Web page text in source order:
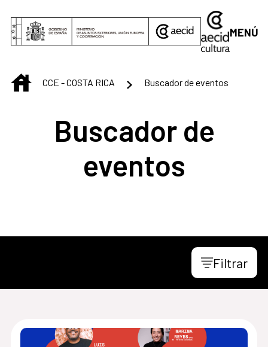
MENÚ
INICIO
CCE - COSTA RICA Buscador de eventos
Buscador de
eventos
Filtrar